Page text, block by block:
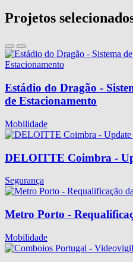
Projetos
Estádio do Dragão -
de Estacionamento
Mobilidade
DELOITTE Coimbra -
Segurança
Metro Porto -
Mobilidade